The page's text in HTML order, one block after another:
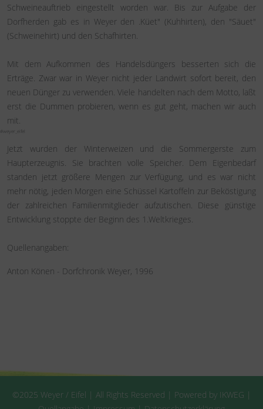
#weyer_eifel
Schweineauftrieb eingestellt worden war. Bis zur Aufgabe der
Dorfherden gab es in Weyer den .Küet" (Kuhhirten), den "Säuet"
(Schweinehirt) und den Schafhirten.
Mit dem Aufkommen des Handelsdüngers besserten sich die
Erträge. Zwar war in Weyer nicht jeder Landwirt sofort bereit, den
neuen Dünger zu verwenden. Viele handelten nach dem Motto, laßt
erst die Dummen probieren, wenn es gut geht, machen wir auch
mit.
Jetzt wurden der Winterweizen und die Sommergerste zum
Haupterzeugnis. Sie brachten volle Speicher. Dem Eigenbedarf
standen jetzt größere Mengen zur Verfügung, und es war nicht
mehr nötig, jeden Morgen eine Schüssel Kartoffeln zur Beköstigung
der zahlreichen Familienmitglieder aufzutischen. Diese günstige
Entwicklung stoppte der Beginn des 1.Weltkrieges.
Quellenangaben:
Anton Könen - Dorfchronik Weyer, 1996
©2025 Weyer / Eifel | All Rights Reserved | Powered by IKWEG |